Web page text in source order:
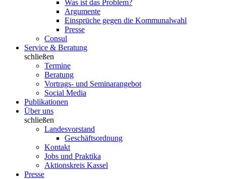
Was ist das Problem?
Argumente
Einsprüche gegen die Kommunalwahl
Presse
Consul
Service & Beratung
schließen
Termine
Beratung
Vortrags- und Seminarangebot
Social Media
Publikationen
Über uns
schließen
Landesvorstand
Geschäftsordnung
Kontakt
Jobs und Praktika
Aktionskreis Kassel
Presse